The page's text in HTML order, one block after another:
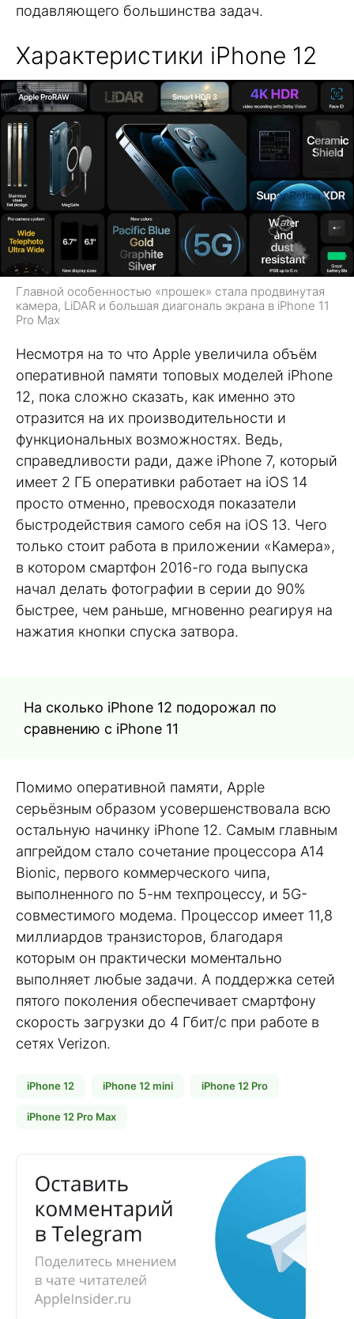
подавляющего большинства задач.
Характеристики iPhone 12
Главной особенностью «прошек» стала продвинутая
камера, LiDAR и большая диагональ экрана в iPhone 11
Pro Max
Несмотря на то что Apple увеличила объём
оперативной памяти топовых моделей iPhone
12, пока сложно сказать, как именно это
отразится на их производительности и
функциональных возможностях. Ведь,
справедливости ради, даже iPhone 7, который
имеет 2 ГБ оперативки работает на iOS 14
просто отменно, превосходя показатели
быстродействия самого себя на iOS 13. Чего
только стоит работа в приложении «Камера»,
в котором смартфон 2016-го года выпуска
начал делать фотографии в серии до 90%
быстрее, чем раньше, мгновенно реагируя на
нажатия кнопки спуска затвора.
На сколько iPhone 12 подорожал по
сравнению с iPhone 11
Помимо оперативной памяти, Apple
серьёзным образом усовершенствовала всю
остальную начинку iPhone 12. Самым главным
апгрейдом стало сочетание процессора A14
Bionic, первого коммерческого чипа,
выполненного по 5-нм техпроцессу, и 5G-
совместимого модема. Процессор имеет 11,8
миллиардов транзисторов, благодаря
которым он практически моментально
выполняет любые задачи. А поддержка сетей
пятого поколения обеспечивает смартфону
скорость загрузки до 4 Гбит/с при работе в
сетях Verizon.
iPhone 12 iPhone 12 mini iPhone 12 Pro
iPhone 12 Pro Max